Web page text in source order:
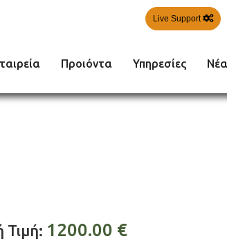
Live Support
Προιόντα Υπηρεσίες
Τιμή: 1200.00 €